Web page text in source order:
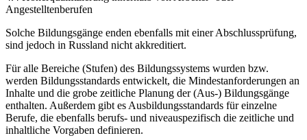
Angestelltenberufen
Solche Bildungsgänge enden ebenfalls mit einer Abschlussprüfung,
sind jedoch in Russland nicht akkreditiert.
Für alle Bereiche (Stufen) des Bildungssystems wurden bzw.
werden Bildungsstandards entwickelt, die Mindestanforderungen an
Inhalte und die grobe zeitliche Planung der (Aus-) Bildungsgänge
enthalten. Außerdem gibt es Ausbildungsstandards für einzelne
Berufe, die ebenfalls berufs- und niveauspezifisch die zeitliche und
inhaltliche Vorgaben definieren.